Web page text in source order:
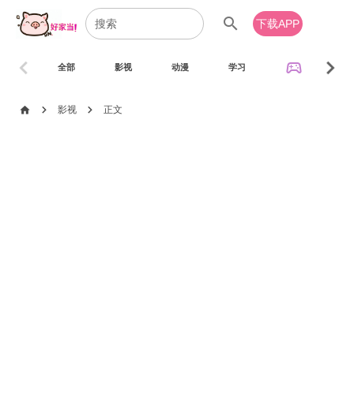
search 下载APP
全部 影视 动漫 学习 sports_esports
chevron_left chevron_right
home chevron_right 影视 chevron_right 正文